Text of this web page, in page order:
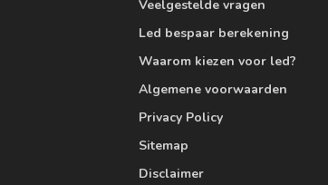
Veelgestelde vragen
Led bespaar berekening
Waarom kiezen voor led?
Algemene voorwaarden
Privacy Policy
Sitemap
Disclaimer